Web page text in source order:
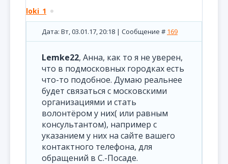
loki_1
Дата: Вт, 03.01.17, 20:18 | Сообщение # 169
Lemke22, Анна, как то я не уверен,
что в подмосковных городках есть
что-то подобное. Думаю реальнее
будет связаться с московскими
организациями и стать
волонтёром у них( или равным
консультантом), например с
указанием у них на сайте вашего
контактного телефона, для
обращений в С.-Посаде.